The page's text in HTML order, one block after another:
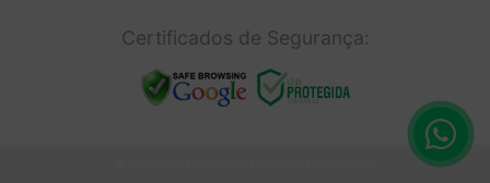
Certificados de Segurança: